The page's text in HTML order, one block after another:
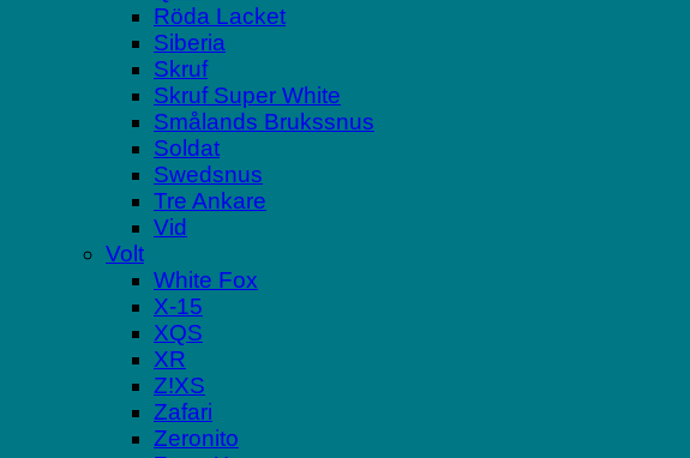
Röda Lacket
Siberia
Skruf
Skruf Super White
Smålands Brukssnus
Soldat
Swedsnus
Tre Ankare
Vid
Volt
White Fox
X-15
XQS
XR
Z!XS
Zafari
Zeronito